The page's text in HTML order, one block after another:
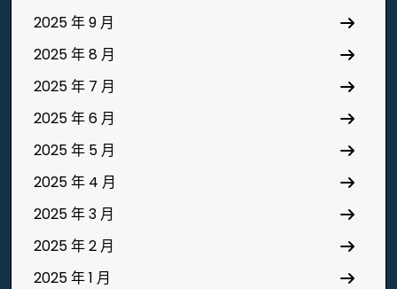
2025 年 9 月
2025 年 8 月
2025 年 7 月
2025 年 6 月
2025 年 5 月
2025 年 4 月
2025 年 3 月
2025 年 2 月
2025 年 1 月